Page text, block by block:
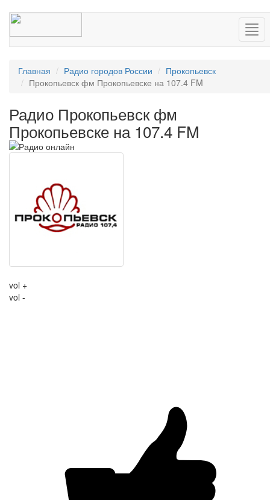
Главная Радио городов России
Прокопьевск
Прокопьевск фм Прокопьевске на 107.4 FM
Радио Прокопьевск фм
Прокопьевске на 107.4 FM
vol +
vol -